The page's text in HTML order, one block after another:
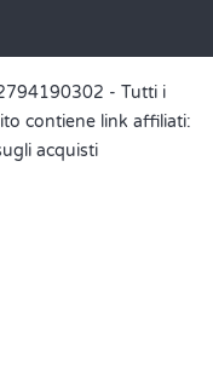
- Tutti i
contiene link affiliati:
acquisti